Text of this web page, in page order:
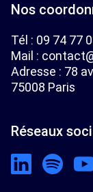
Nos
Tél : 09 74 77
Mail :
Adresse : 78
75008 Paris
Réseaux